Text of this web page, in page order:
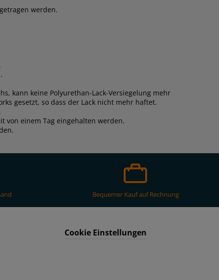
werden.
kann keine Polyurethan-Lack-Versiegelung mehr
gesetzt, so dass der Lack nicht mehr haftet.
von einem Tag eingehalten werden.
Bequemer Kauf auf Rechnung
Cookie Einstellungen